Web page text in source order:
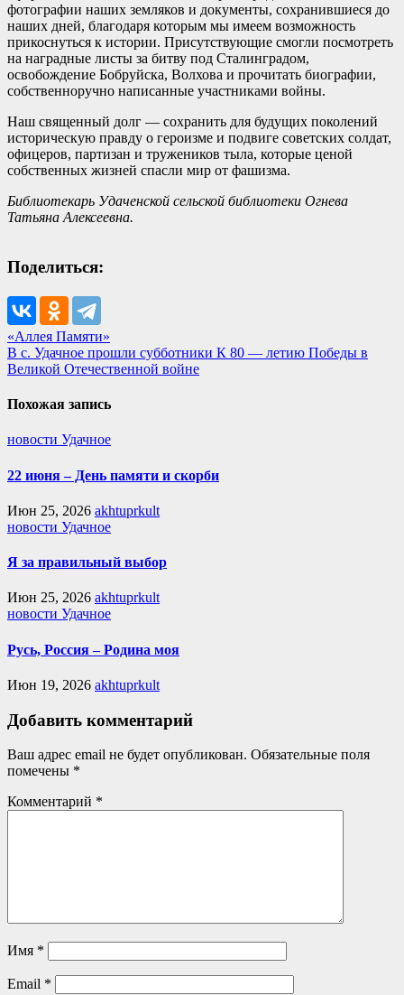
фотографии наших земляков и документы, сохранившиеся до
наших дней, благодаря которым мы имеем возможность
прикоснуться к истории. Присутствующие смогли посмотреть
на наградные листы за битву под Сталинградом,
освобождение Бобруйска, Волхова и прочитать биографии,
собственноручно написанные участниками войны.
Наш священный долг — сохранить для будущих поколений
историческую правду о героизме и подвиге советских солдат,
офицеров, партизан и тружеников тыла, которые ценой
собственных жизней спасли мир от фашизма.
Библиотекарь Удаченской сельской библиотеки Огнева
Татьяна Алексеевна.
Поделиться:
Навигация
по
«Аллея Памяти»
В с. Удачное прошли субботники К 80 — летию Победы в
Великой Отечественной войне
Похожая запись
новости Удачное
22 июня – День памяти и скорби
Июн 25, 2026 akhtuprkult
новости Удачное
Я за правильный выбор
Июн 25, 2026 akhtuprkult
новости Удачное
Русь, Россия – Родина моя
Июн 19, 2026 akhtuprkult
Добавить комментарий
Ваш адрес email не будет опубликован. Обязательные поля
помечены *
Комментарий *
Имя *
Email *